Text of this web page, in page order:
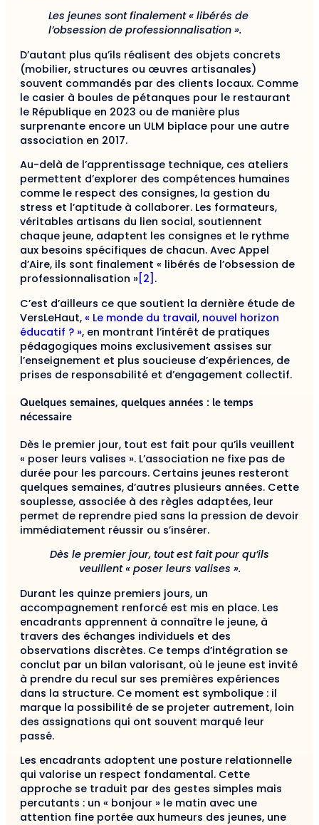
Les jeunes sont finalement « libérés de
l’obsession de professionnalisation ».
D’autant plus qu’ils réalisent des objets concrets
(mobilier, structures ou œuvres artisanales)
souvent commandés par des clients locaux. Comme
le casier à boules de pétanques pour le restaurant
le République en 2023 ou de manière plus
surprenante encore un ULM biplace pour une autre
association en 2017.
Au-delà de l’apprentissage technique, ces ateliers
permettent d’explorer des compétences humaines
comme le respect des consignes, la gestion du
stress et l’aptitude à collaborer. Les formateurs,
véritables artisans du lien social, soutiennent
chaque jeune, adaptent les consignes et le rythme
aux besoins spécifiques de chacun. Avec Appel
d’Aire, ils sont finalement « libérés de l’obsession de
professionnalisation » [2] .
C’est d’ailleurs ce que soutient la dernière étude de
VersLeHaut, « Le monde du travail, nouvel horizon
éducatif ? », en montrant l’intérêt de pratiques
pédagogiques moins exclusivement assises sur
l’enseignement et plus soucieuse d’expériences, de
prises de responsabilité et d’engagement collectif.
Quelques semaines, quelques années : le temps
nécessaire
Dès le premier jour, tout est fait pour qu’ils veuillent
« poser leurs valises ». L’association ne fixe pas de
durée pour les parcours. Certains jeunes resteront
quelques semaines, d’autres plusieurs années. Cette
souplesse, associée à des règles adaptées, leur
permet de reprendre pied sans la pression de devoir
immédiatement réussir ou s’insérer.
Dès le premier jour, tout est fait pour qu’ils
veuillent « poser leurs valises ».
Durant les quinze premiers jours, un
accompagnement renforcé est mis en place. Les
encadrants apprennent à connaître le jeune, à
travers des échanges individuels et des
observations discrètes. Ce temps d’intégration se
conclut par un bilan valorisant, où le jeune est invité
à prendre du recul sur ses premières expériences
dans la structure. Ce moment est symbolique : il
marque la possibilité de se projeter autrement, loin
des assignations qui ont souvent marqué leur
passé.
Les encadrants adoptent une posture relationnelle
qui valorise un respect fondamental. Cette
approche se traduit par des gestes simples mais
percutants : un « bonjour » le matin avec une
attention fine portée aux humeurs des jeunes, une